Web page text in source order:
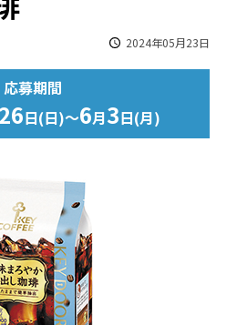
2024年05月23日
応募期間
26日(日)～6月3日(月)